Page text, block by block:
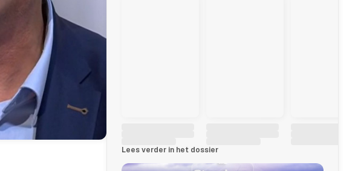
Lees verder in het dossier